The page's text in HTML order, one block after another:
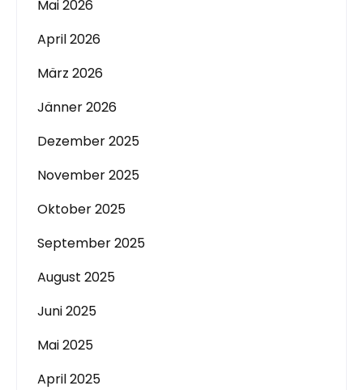
Mai 2026
April 2026
März 2026
Jänner 2026
Dezember 2025
November 2025
Oktober 2025
September 2025
August 2025
Juni 2025
Mai 2025
April 2025